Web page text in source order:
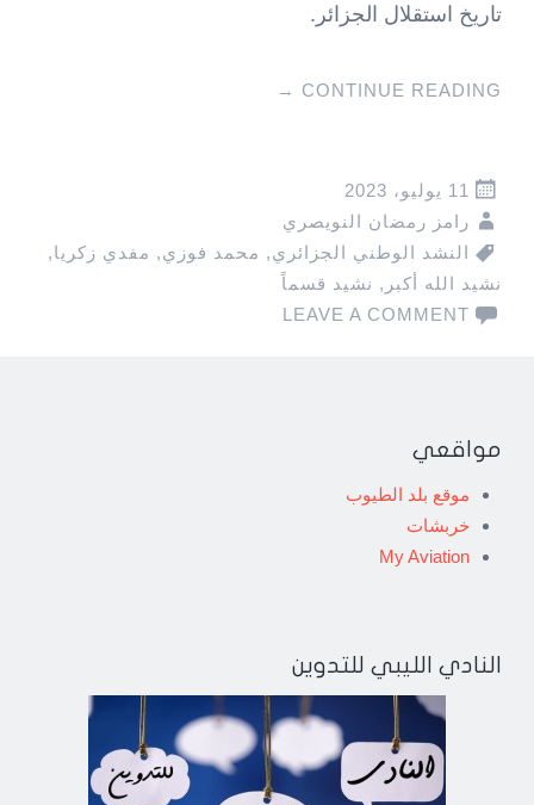
تاريخ استقلال الجزائر.
CONTINUE READING
→
11 يوليو، 2023
رامز رمضان النويصري
النشد الوطني الجزائري, محمد فوزي, مفدي زكريا,
نشيد الله أكبر , نشيد قسماً
LEAVE A COMMENT
مواقعي
موقع بلد الطيوب
خربشات
My Aviation
النادي الليبي للتدوين